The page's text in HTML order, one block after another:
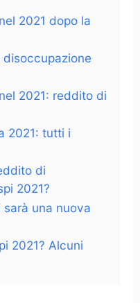
2021 dopo la
2021: reddito di
2021: tutti i
di
2021?
sarà una nuova
2021? Alcuni